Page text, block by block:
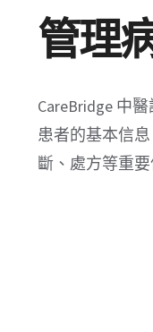
管理
CareBridge 中
患者的基本信
斷、處方等重